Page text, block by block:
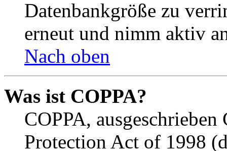
Datenbankgröße zu
erneut und nimm aktiv
Nach oben
Was ist COPPA?
COPPA,
Protection Act of 1998